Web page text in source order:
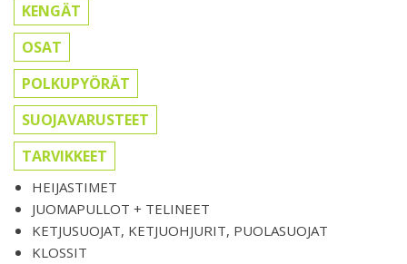
KENGÄT
OSAT
POLKUPYÖRÄT
SUOJAVARUSTEET
TARVIKKEET
HEIJASTIMET
JUOMAPULLOT + TELINEET
KETJUSUOJAT, KETJUOHJURIT, PUOLASUOJAT
KLOSSIT